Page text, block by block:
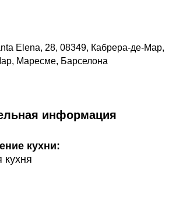
Elena, 28, 08349, Кабрера-де-Мар,
Маресме, Барселона
информация
кухни:
кухня